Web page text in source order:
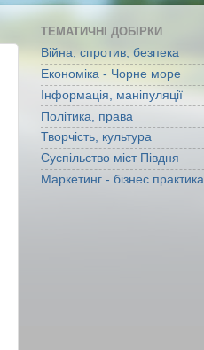
ТЕМАТИЧНІ ДОБІРКИ
Війна, спротив, безпека
Економіка - Чорне море
Інформація, маніпуляції
Політика, права
Творчість, культура
Суспільство міст Півдня
Маркетинг - бізнес практика